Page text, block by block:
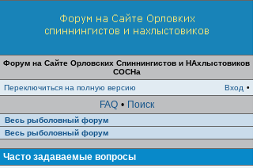
Форум на Сайте Орловских Спиннингистов и НАхлыстовиков
СОСНа
Переключиться на полную версию
Вход •
FAQ • Поиск
Весь рыболовный форум
Весь рыболовный форум
Часто задаваемые вопросы